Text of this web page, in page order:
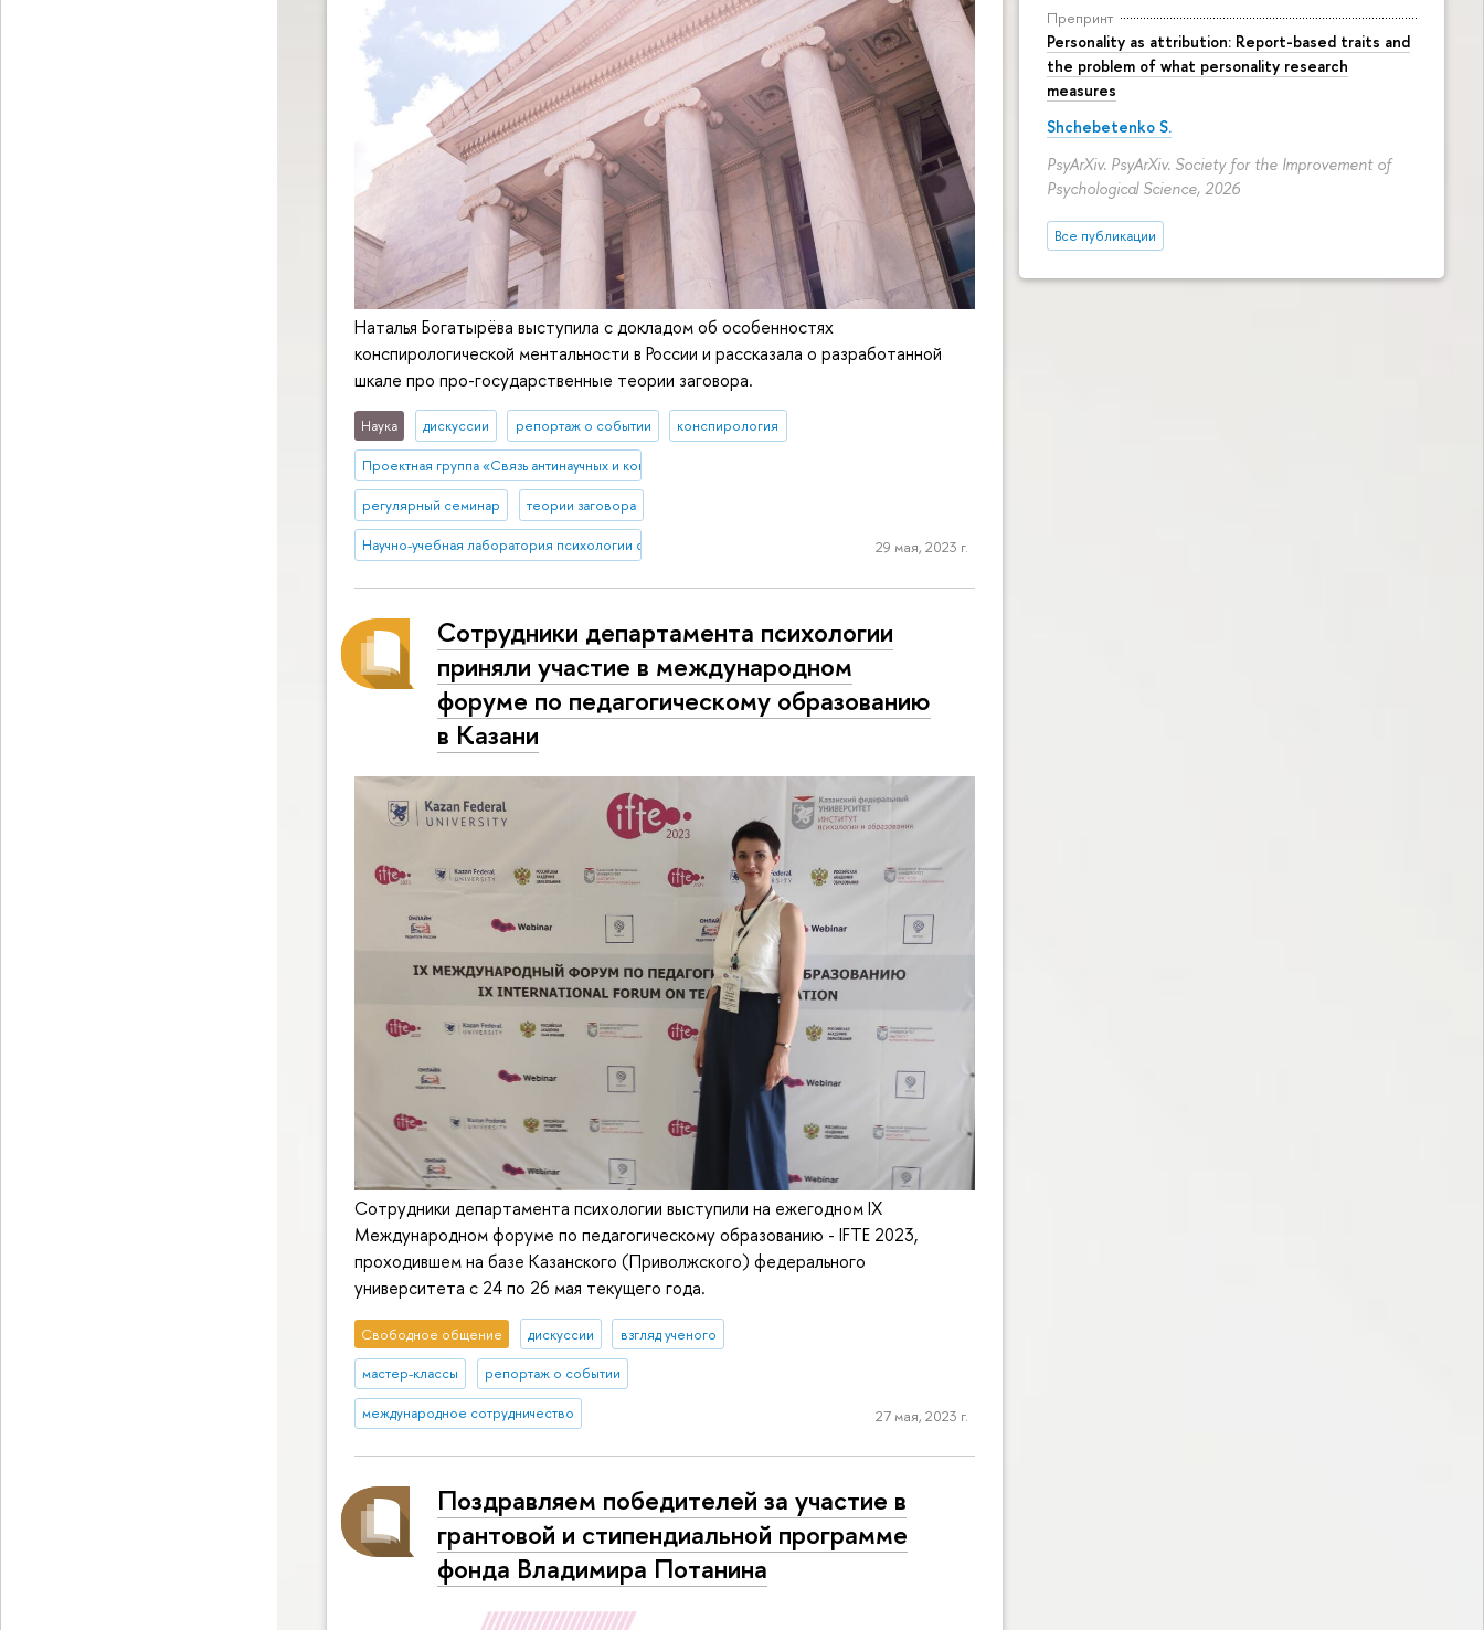
Препринт
Personality as attribution: Report-based traits and
the problem of what personality research
measures
Shchebetenko S.
PsyArXiv. PsyArXiv. Society for the Improvement of
Psychological Science, 2026
Все публикации
Наталья Богатырёва выступила с докладом об особенностях
конспирологической ментальности в России и рассказала о разработанной
шкале про про-государственные теории заговора.
Наука дискуссии репортаж о событии конспирология
Проектная группа «Связь антинаучных и конспирологических верований с благополучием и заботой о здоровье у россиян»
регулярный семинар теории заговора
Научно-учебная лаборатория психологии социального неравенства 29 мая, 2023 г.
Сотрудники департамента психологии
приняли участие в международном
форуме по педагогическому образованию
в Казани
Сотрудники департамента психологии выступили на ежегодном IX
Международном форуме по педагогическому образованию - IFTE 2023,
проходившем на базе Казанского (Приволжского) федерального
университета с 24 по 26 мая текущего года.
Свободное общение дискуссии взгляд ученого
мастер-классы репортаж о событии
международное сотрудничество 27 мая, 2023 г.
Поздравляем победителей за участие в
грантовой и стипендиальной программе
фонда Владимира Потанина